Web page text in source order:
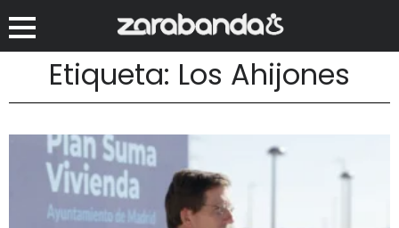
Etiqueta: Los Ahijones